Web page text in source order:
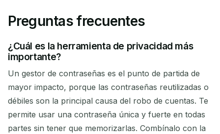
Preguntas frecuentes
¿Cuál es la herramienta de privacidad más
importante?
Un gestor de contraseñas es el punto de partida de
mayor impacto, porque las contraseñas reutilizadas o
débiles son la principal causa del robo de cuentas. Te
permite usar una contraseña única y fuerte en todas
partes sin tener que memorizarlas. Combínalo con la